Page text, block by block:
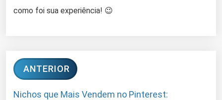
como foi sua experiência! 😉
ANTERIOR
Nichos que Mais Vendem no Pinterest: